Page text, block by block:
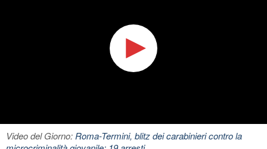
Video del Giorno:Roma-Termini, blitz dei carabinieri contro la